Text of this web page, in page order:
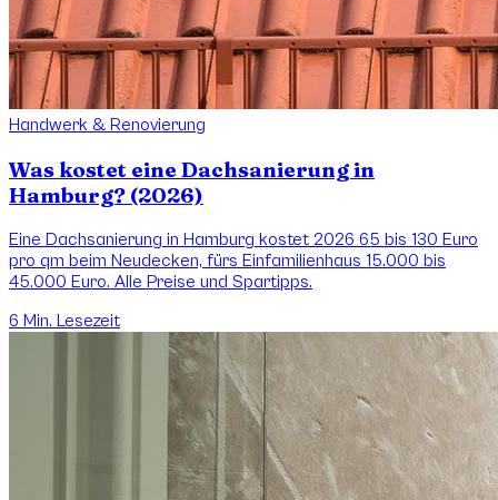
Handwerk & Renovierung
Was kostet eine Dachsanierung in
Hamburg? (2026)
Eine Dachsanierung in Hamburg kostet 2026 65 bis 130 Euro
pro qm beim Neudecken, fürs Einfamilienhaus 15.000 bis
45.000 Euro. Alle Preise und Spartipps.
6 Min. Lesezeit